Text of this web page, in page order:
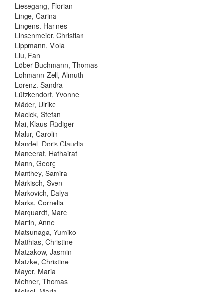
Liesegang, Florian
Linge, Carina
Lingens, Hannes
Linsenmeier, Christian
Lippmann, Viola
Liu, Fan
Löber-Buchmann, Thomas
Lohmann-Zell, Almuth
Lorenz, Sandra
Lützkendorf, Yvonne
Mäder, Ulrike
Maelck, Stefan
Mai, Klaus-Rüdiger
Malur, Carolin
Mandel, Doris Claudia
Maneerat, Hathairat
Mann, Georg
Manthey, Samira
Märkisch, Sven
Markovich, Dalya
Marks, Cornelia
Marquardt, Marc
Martin, Anne
Matsunaga, Yumiko
Matthias, Christine
Matzakow, Jasmin
Matzke, Christine
Mayer, Maria
Mehner, Thomas